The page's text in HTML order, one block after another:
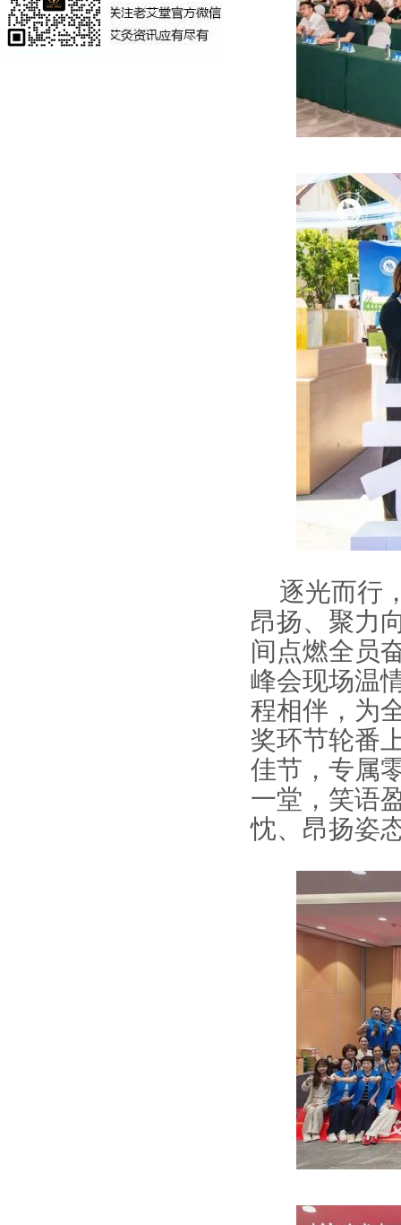
逐光而行
昂扬、聚力
间点燃全员
峰会现场温
程相伴，为
奖环节轮番
佳节，专属
一堂，笑语
忱、昂扬姿